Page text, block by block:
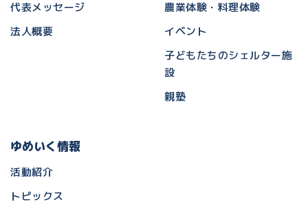
代表メッセージ
法人概要
農業体験・料理体験
イベント
子どもたちのシェルター施
設
親塾
ゆめいく情報
活動紹介
トピックス